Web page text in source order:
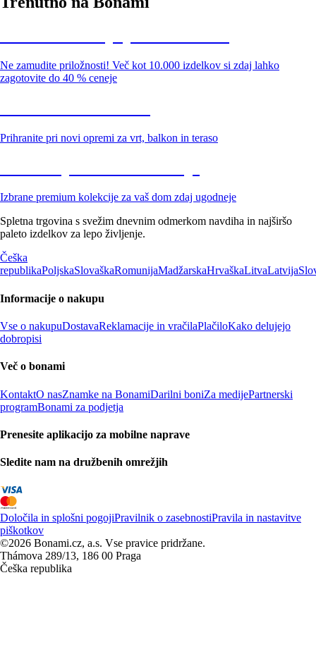
Ne zamudite priložnosti! Več kot 10.000 izdelkov si zdaj lahko
zagotovite do 40 % ceneje
Prihranite pri novi opremi za vrt, balkon in teraso
Izbrane premium kolekcije za vaš dom zdaj ugodneje
Spletna trgovina s svežim dnevnim odmerkom navdiha in najširšo
paleto izdelkov za lepo življenje.
Češka
republikaPoljskaSlovaškaRomunijaMadžarskaHrvaškaLitvaLatvija
Informacije o nakupu
Vse o nakupuDostavaReklamacije in vračilaPlačiloKako delujejo
dobropisi
Več o bonami
KontaktO nasZnamke na BonamiDarilni boniZa medijePartnerski
programBonami za podjetja
Prenesite aplikacijo za mobilne naprave
Sledite nam na družbenih omrežjih
Določila in splošni pogojiPravilnik o zasebnostiPravila in nastavitve
piškotkov
©2026 Bonami.cz, a.s. Vse pravice pridržane.
Thámova 289/13, 186 00 Praga
Češka republika